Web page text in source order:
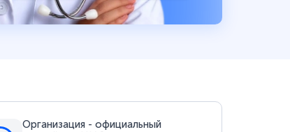
Организация - официальный